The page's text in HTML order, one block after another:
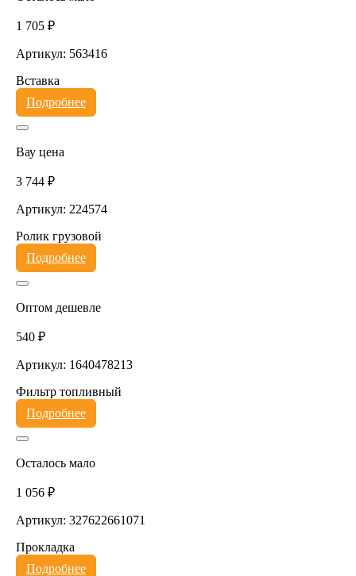
1 705 ₽
Артикул: 563416
Вставка
Подробнее
Вау цена
3 744 ₽
Артикул: 224574
Ролик грузовой
Подробнее
Оптом дешевле
540 ₽
Артикул: 1640478213
Фильтр топливный
Подробнее
Осталось мало
1 056 ₽
Артикул: 327622661071
Прокладка
Подробнее